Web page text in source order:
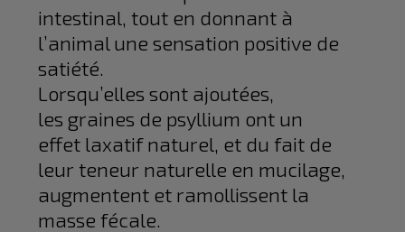
intestinal, tout en donnant à
l’animal une sensation positive de
satiété.
Lorsqu’elles sont ajoutées,
les graines de psyllium ont un
effet laxatif naturel, et du fait de
leur teneur naturelle en mucilage,
augmentent et ramollissent la
masse fécale.